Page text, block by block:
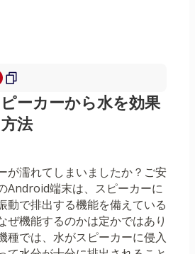
ーカーから水を効果
法
が濡れてしまいましたか？ご安
Android端末は、スピーカーに
動で排出する機能を備えている
ぜ機能するのかは定かではあり
種では、水がスピーカーに侵入